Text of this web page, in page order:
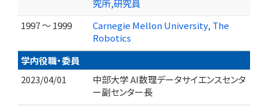
究所,研究員
1997 ～ 1999
Carnegie Mellon University, The
Robotics
学内役職・委員
2023/04/01
中部大学 AI数理データサイエンスセンタ
ー副センター長